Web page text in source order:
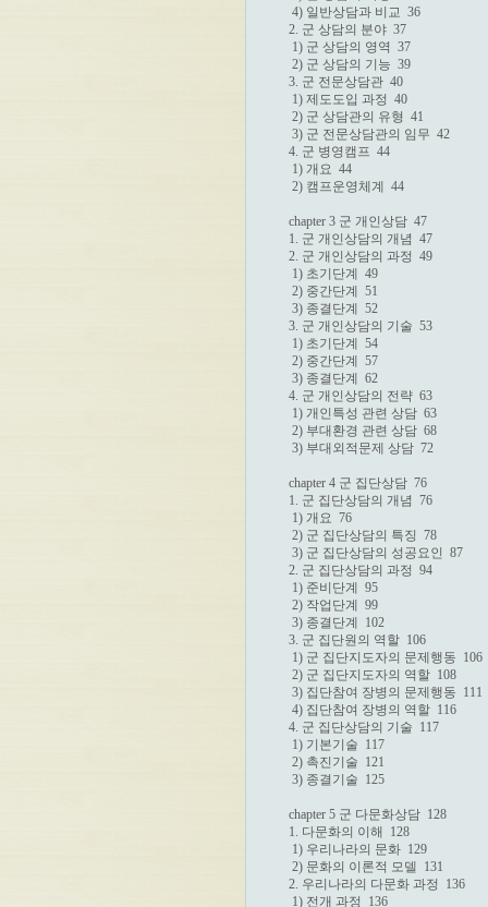
4) 일반상담과 비교  36
2. 군 상담의 분야  37
1) 군 상담의 영역  37
2) 군 상담의 기능  39
3. 군 전문상담관  40
1) 제도도입 과정  40
2) 군 상담관의 유형  41
3) 군 전문상담관의 임무  42
4. 군 병영캠프  44
1) 개요  44
2) 캠프운영체계  44
chapter 3 군 개인상담  47
1. 군 개인상담의 개념  47
2. 군 개인상담의 과정  49
1) 초기단계  49
2) 중간단계  51
3) 종결단계  52
3. 군 개인상담의 기술  53
1) 초기단계  54
2) 중간단계  57
3) 종결단계  62
4. 군 개인상담의 전략  63
1) 개인특성 관련 상담  63
2) 부대환경 관련 상담  68
3) 부대외적문제 상담  72
chapter 4 군 집단상담  76
1. 군 집단상담의 개념  76
1) 개요  76
2) 군 집단상담의 특징  78
3) 군 집단상담의 성공요인  87
2. 군 집단상담의 과정  94
1) 준비단계  95
2) 작업단계  99
3) 종결단계  102
3. 군 집단원의 역할  106
1) 군 집단지도자의 문제행동  106
2) 군 집단지도자의 역할  108
3) 집단참여 장병의 문제행동  111
4) 집단참여 장병의 역할  116
4. 군 집단상담의 기술  117
1) 기본기술  117
2) 촉진기술  121
3) 종결기술  125
chapter 5 군 다문화상담  128
1. 다문화의 이해  128
1) 우리나라의 문화  129
2) 문화의 이론적 모델  131
2. 우리나라의 다문화 과정  136
1) 전개 과정  136